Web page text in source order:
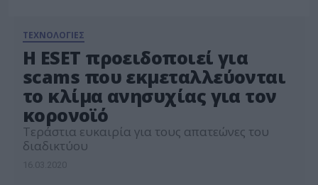
ΤΕΧΝΟΛΟΓΙΕΣ
Η ESET προειδοποιεί για
scams που εκμεταλλεύονται
το κλίμα ανησυχίας για τον
κορονoϊό
Τεράστια ευκαιρία για τους απατεώνες του
διαδικτύου